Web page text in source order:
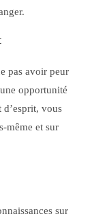
pas avoir peur
opportunité
d’esprit, vous
même et sur
sur